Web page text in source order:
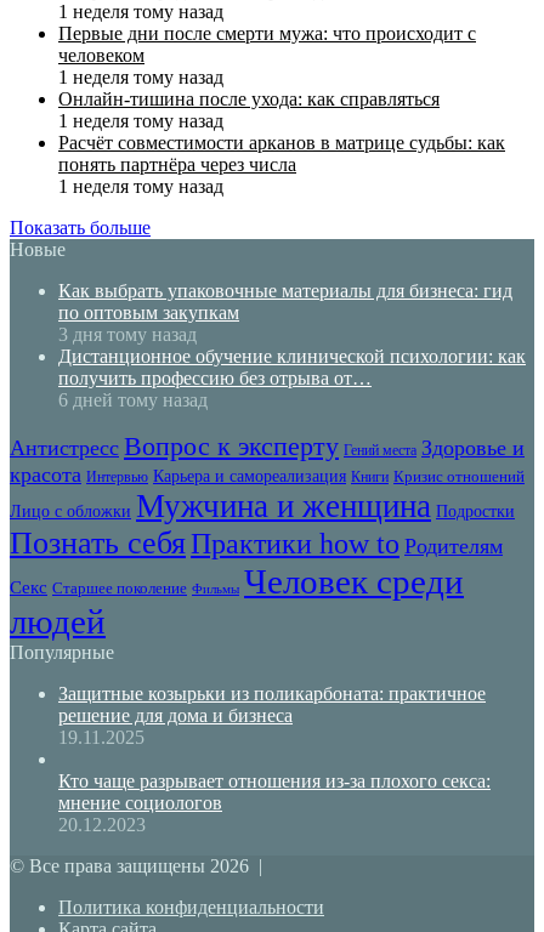
1 неделя тому назад
Первые дни после смерти мужа: что происходит с
человеком
1 неделя тому назад
Онлайн-тишина после ухода: как справляться
1 неделя тому назад
Расчёт совместимости арканов в матрице судьбы: как
понять партнёра через числа
1 неделя тому назад
Показать больше
Новые
Как выбрать упаковочные материалы для бизнеса: гид
по оптовым закупкам
3 дня тому назад
Дистанционное обучение клинической психологии: как
получить профессию без отрыва от…
6 дней тому назад
Антистресс Вопрос к эксперту Гений места Здоровье и
красота Интервью Карьера и самореализация Книги Кризис отношений
Лицо с обложки Мужчина и женщина Подростки
Познать себяПрактики how to Родителям
Секс Старшее поколение Фильмы Человек среди
людей
Популярные
Защитные козырьки из поликарбоната: практичное
решение для дома и бизнеса
19.11.2025
Кто чаще разрывает отношения из-за плохого секса:
мнение социологов
20.12.2023
© Все права защищены 2026 |
Политика конфиденциальности